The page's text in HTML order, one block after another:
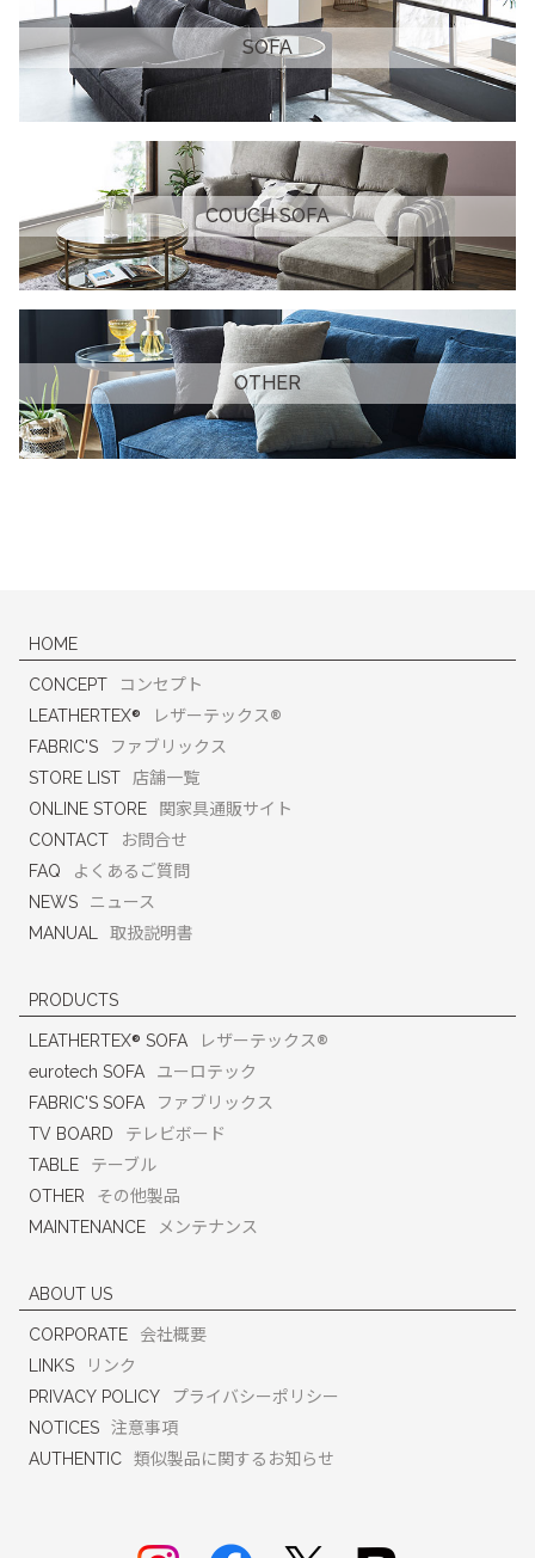
SOFA
COUCH SOFA
OTHER
HOME
CONCEPT
コンセプト
LEATHERTEX® レザーテックス®
FABRIC'S
ファブリックス
STORE LIST
店舗一覧
ONLINE STORE
関家具通販サイト
CONTACT
お問合せ
FAQ
よくあるご質問
NEWS
ニュース
MANUAL
取扱説明書
PRODUCTS
LEATHERTEX® SOFA レザーテックス®
eurotech SOFA
ユーロテック
FABRIC'S SOFA
ファブリックス
TV BOARD
テレビボード
TABLE
テーブル
OTHER
その他製品
MAINTENANCE
メンテナンス
ABOUT US
CORPORATE
会社概要
LINKS
リンク
PRIVACY POLICY
プライバシーポリシー
NOTICES
注意事項
AUTHENTIC
類似製品に関するお知らせ